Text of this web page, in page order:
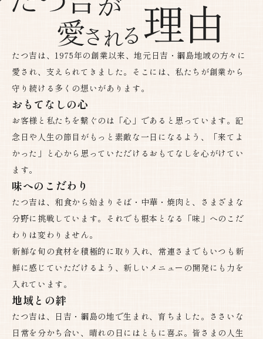
たつ吉は、1975年の創業以来、地元日吉・綱島地域の方々に
愛され、支えられてきました。そこには、私たちが創業から
守り続ける多くの想いがあります。
おもてなしの心
お客様と私たちを繋ぐのは「心」であると思っています。記
念日や人生の節目がもっと素敵な一日になるよう、「来てよ
かった」と心から思っていただけるおもてなしを心がけてい
ます。
味へのこだわり
たつ吉は、和食から始まりそば・中華・焼肉と、さまざまな
分野に挑戦しています。それでも根本となる「味」へのこだ
わりは変わりません。
新鮮な旬の食材を積極的に取り入れ、常連さまでもいつも新
鮮に感じていただけるよう、新しいメニューの開発にも力を
入れています。
地域との絆
たつ吉は、日吉・綱島の地で生まれ、育ちました。ささいな
日常を分かち合い、晴れの日にはともに喜ぶ。皆さまの人生